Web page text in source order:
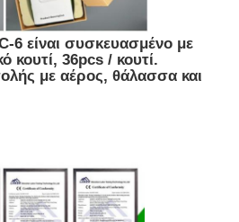
6 είναι συσκευασμένο με
κουτί, 36pcs / κουτί.
με αέρος, θάλασσα και